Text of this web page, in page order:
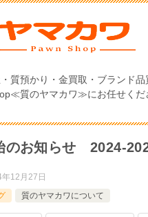
質預かり・金買取・ブランド
質のヤマカワ≫にお任せくだ
のお知らせ 2024-
12月27日
質のヤマカワについて